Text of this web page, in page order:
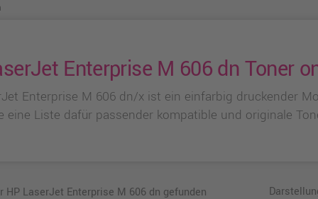
Enterprise M 606 dn Toner
Enterprise M 606 dn/x ist ein einfarbig druckender
eine Liste dafür passender kompatible und originale
HP LaserJet Enterprise M 606 dn gefunden